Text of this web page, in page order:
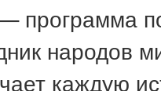
программа
народов
каждую